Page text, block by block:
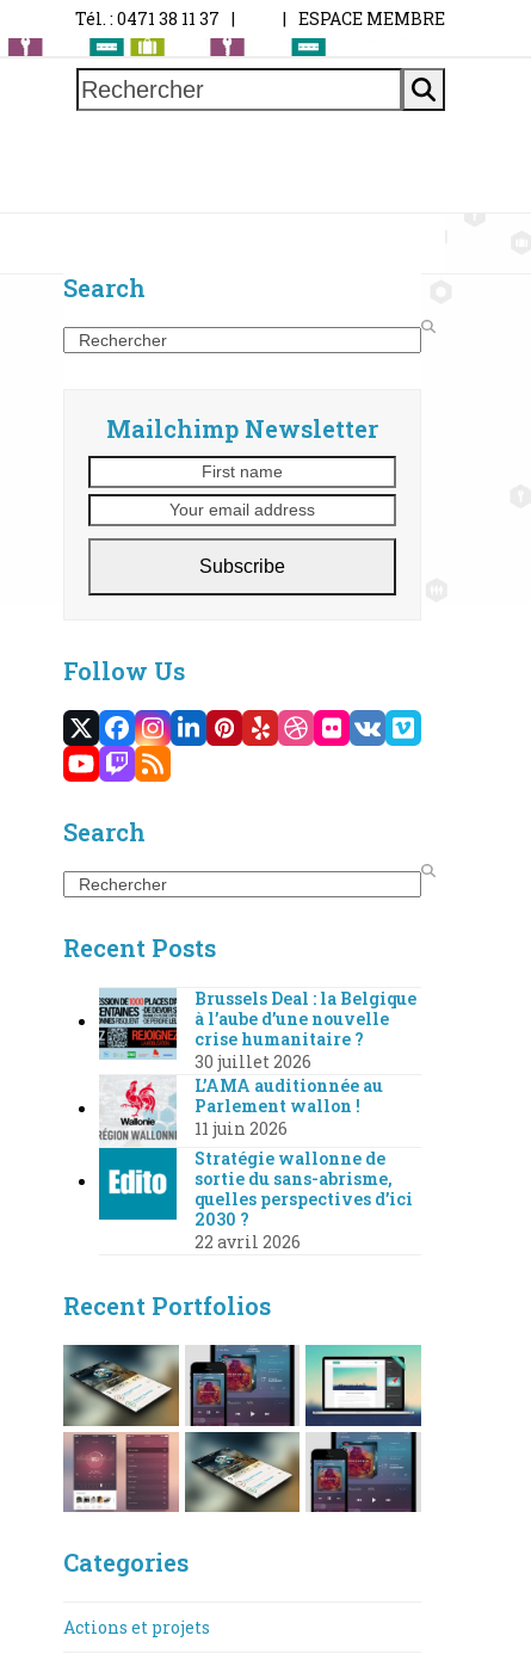
Tél. : 0471 38 11 37 | | ESPACE MEMBRE
Rechercher
Search
Search
Mailchimp Newsletter
name
email
Subscribe
Follow Us
Twitter
(deprecated)
Facebook
Instagram
LinkedIn
Pinterest
YelpDribbble
Flickr
VKVimeo
YouTube
Twitch
RSS
Search
Search
Recent Posts
Brussels Deal : la Belgique
à l’aube d’une nouvelle
crise humanitaire ?
30 juillet 2026
L’AMA auditionnée au
Parlement wallon !
11 juin 2026
Stratégie wallonne de
sortie du sans-abrisme,
quelles perspectives d’ici
2030 ?
22 avril 2026
Recent Portfolios
Categories
Actions et projets